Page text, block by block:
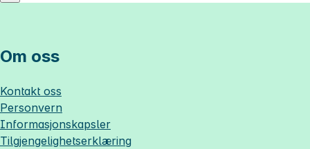
Om oss
Kontakt oss
Personvern
Informasjonskapsler
Tilgjengelighetserklæring